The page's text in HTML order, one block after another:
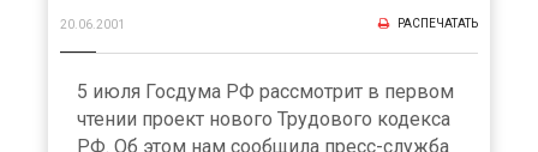
20.06.2001 РАСПЕЧАТАТЬ
5 июля Госдума РФ рассмотрит в первом
чтении проект нового Трудового кодекса
РФ. Об этом нам сообщила пресс-служба